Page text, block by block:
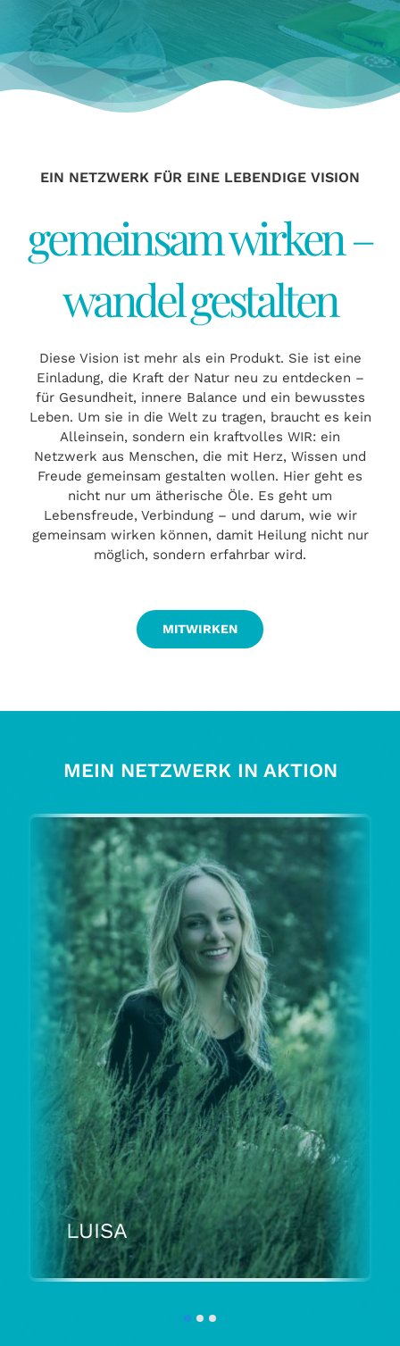
EVENT BUCHEN
EIN NETZWERK FÜR EINE LEBENDIGE VISION
gemeinsam wirken –
wandel gestalten
Diese Vision ist mehr als ein Produkt. Sie ist eine
Einladung, die Kraft der Natur neu zu entdecken –
für Gesundheit, innere Balance und ein bewusstes
Leben. Um sie in die Welt zu tragen, braucht es kein
Alleinsein, sondern ein kraftvolles WIR: ein
Netzwerk aus Menschen, die mit Herz, Wissen und
Freude gemeinsam gestalten wollen. Hier geht es
nicht nur um ätherische Öle. Es geht um
Lebensfreude, Verbindung – und darum, wie wir
gemeinsam wirken können, damit Heilung nicht nur
möglich, sondern erfahrbar wird.
MITWIRKEN
MEIN NETZWERK IN AKTION
LUISA